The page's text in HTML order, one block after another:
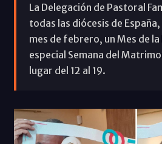
La Delegación de Pastoral
todas las diócesis de
mes de febrero, un Mes de la
especial Semana del
lugar del 12 al 19.